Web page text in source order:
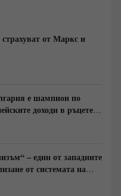
от Маркс и
е шампион по
доходи в ръцете
и САЩ
– един от западните
от системата на